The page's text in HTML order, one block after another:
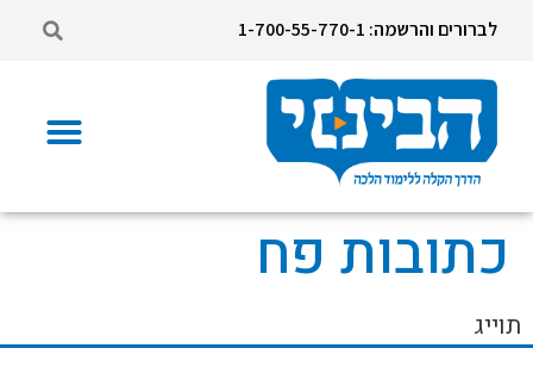
לברורים והרשמה: 1-700-55-770-1
כתובות פח
תוייג